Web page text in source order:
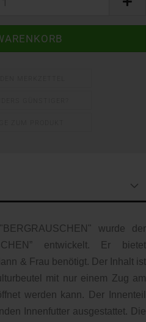
wurde der
entwickelt. Er bietet
& Frau benötigt. Der Inhalt ist
mit nur einem Zug am
werden kann. Der Innenteil
Innenfutter ausgestattet. Die